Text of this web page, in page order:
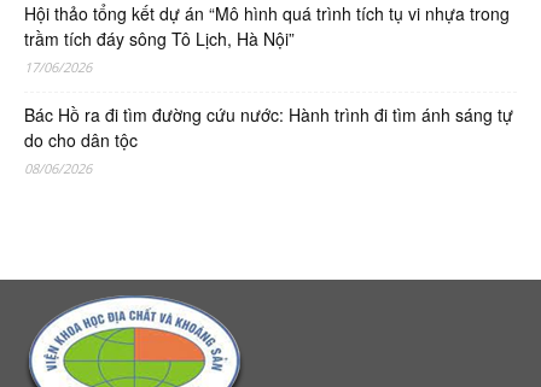
Hội thảo tổng kết dự án “Mô hình quá trình tích tụ vi nhựa trong
trầm tích đáy sông Tô Lịch, Hà Nội”
17/06/2026
Bác Hồ ra đi tìm đường cứu nước: Hành trình đi tìm ánh sáng tự
do cho dân tộc
08/06/2026